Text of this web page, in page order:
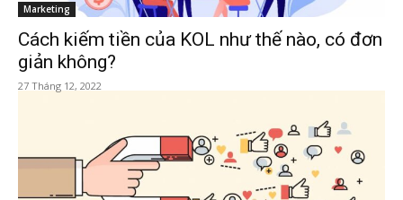
Marketing
Cách kiếm tiền của KOL như thế nào, có đơn
giản không?
27 Tháng 12, 2022